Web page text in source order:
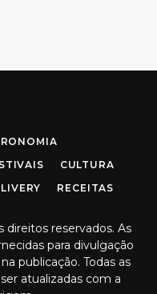
CULTURA
RECEITAS
direitos reservados. As
para divulgação
publicação. Todas as
atualizadas com a